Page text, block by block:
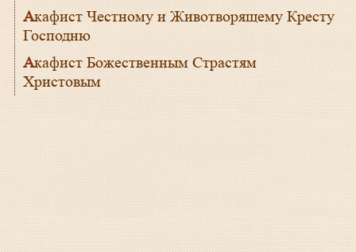
Акафист Честному и Животворящему Кресту
Господню
Акафист Божественным Страстям
Христовым